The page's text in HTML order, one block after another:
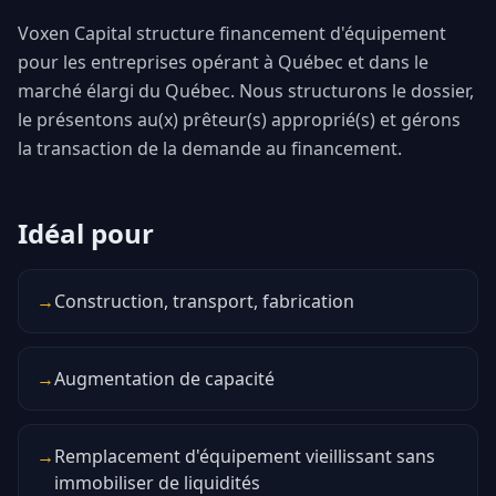
Voxen Capital structure financement d'équipement
pour les entreprises opérant à Québec et dans le
marché élargi du Québec. Nous structurons le dossier,
le présentons au(x) prêteur(s) approprié(s) et gérons
la transaction de la demande au financement.
Idéal pour
→Construction, transport, fabrication
→Augmentation de capacité
→Remplacement d'équipement vieillissant sans
immobiliser de liquidités